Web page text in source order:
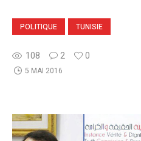
POLITIQUE TUNISIE
108 2 0
5 MAI 2016